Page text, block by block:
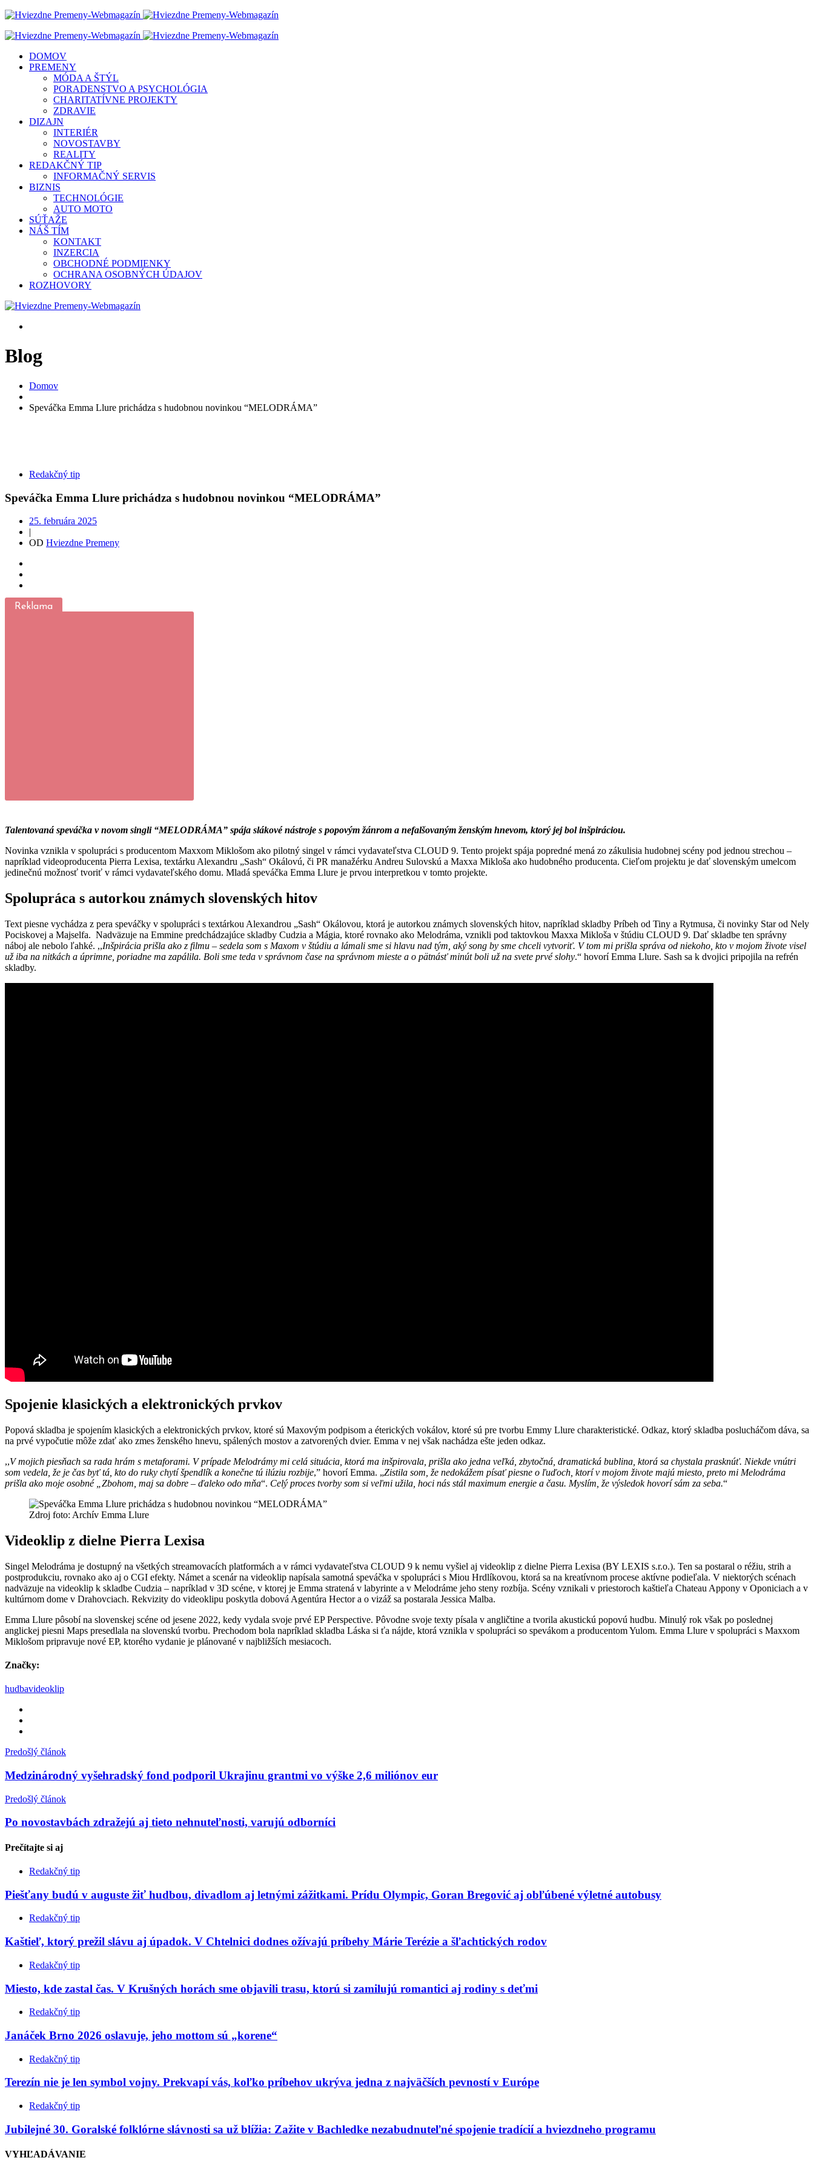
DOMOV
PREMENY
MÓDA A ŠTÝL
PORADENSTVO A PSYCHOLÓGIA
CHARITATÍVNE PROJEKTY
ZDRAVIE
DIZAJN
INTERIÉR
NOVOSTAVBY
REALITY
REDAKČNÝ TIP
INFORMAČNÝ SERVIS
BIZNIS
TECHNOLÓGIE
AUTO MOTO
SÚŤAŽE
NÁŠ TÍM
KONTAKT
INZERCIA
OBCHODNÉ PODMIENKY
OCHRANA OSOBNÝCH ÚDAJOV
ROZHOVORY
Blog
Domov
Speváčka Emma Llure prichádza s hudobnou novinkou “MELODRÁMA”
Redakčný tip
Speváčka Emma Llure prichádza s hudobnou novinkou “MELODRÁMA”
25. februára 2025
|
OD Hviezdne Premeny
Talentovaná speváčka v novom singli “MELODRÁMA” spája slákové nástroje s popovým žánrom a nefalšovaným ženským hnevom, ktorý jej bol inšpiráciou.
Novinka vznikla v spolupráci s producentom Maxxom Miklošom ako pilotný singel v rámci vydavateľstva CLOUD 9. Tento projekt spája popredné mená zo zákulisia hudobnej scény pod jednou strechou –
napríklad videoproducenta Pierra Lexisa, textárku Alexandru „Sash“ Okálovú, či PR manažérku Andreu Sulovskú a Maxxa Mikloša ako hudobného producenta. Cieľom projektu je dať slovenským umelcom
jedinečnú možnosť tvoriť v rámci vydavateľského domu. Mladá speváčka Emma Llure je prvou interpretkou v tomto projekte.
Spolupráca s autorkou známych slovenských hitov
Text piesne vychádza z pera speváčky v spolupráci s textárkou Alexandrou „Sash“ Okálovou, ktorá je autorkou známych slovenských hitov, napríklad skladby Príbeh od Tiny a Rytmusa, či novinky Star od Nely
Pociskovej a Majselfa. Nadväzuje na Emmine predchádzajúce skladby Cudzia a Mágia, ktoré rovnako ako Melodráma, vznikli pod taktovkou Maxxa Mikloša v štúdiu CLOUD 9. Dať skladbe ten správny
náboj ale nebolo ľahké. ,,Inšpirácia prišla ako z filmu – sedela som s Maxom v štúdiu a lámali sme si hlavu nad tým, aký song by sme chceli vytvoriť. V tom mi prišla správa od niekoho, kto v mojom živote visel
už iba na nitkách a úprimne, poriadne ma zapálila. Boli sme teda v správnom čase na správnom mieste a o pätnásť minút boli už na svete prvé slohy.“ hovorí Emma Llure. Sash sa k dvojici pripojila na refrén
skladby.
Spojenie klasických a elektronických prvkov
Popová skladba je spojením klasických a elektronických prvkov, ktoré sú Maxovým podpisom a éterických vokálov, ktoré sú pre tvorbu Emmy Llure charakteristické. Odkaz, ktorý skladba poslucháčom dáva, sa
na prvé vypočutie môže zdať ako zmes ženského hnevu, spálených mostov a zatvorených dvier. Emma v nej však nachádza ešte jeden odkaz.
,,V mojich piesňach sa rada hrám s metaforami. V prípade Melodrámy mi celá situácia, ktorá ma inšpirovala, prišla ako jedna veľká, zbytočná, dramatická bublina, ktorá sa chystala prasknúť. Niekde vnútri
som vedela, že je čas byť tá, kto do ruky chytí špendlík a konečne tú ilúziu rozbije,” hovorí Emma. „Zistila som, že nedokážem písať piesne o ľuďoch, ktorí v mojom živote majú miesto, preto mi Melodráma
prišla ako moje osobné „Zbohom, maj sa dobre – ďaleko odo mňa“. Celý proces tvorby som si veľmi užila, hoci nás stál maximum energie a času. Myslím, že výsledok hovorí sám za seba.“
Zdroj foto: Archív Emma Llure
Videoklip z dielne Pierra Lexisa
Singel Melodráma je dostupný na všetkých streamovacích platformách a v rámci vydavateľstva CLOUD 9 k nemu vyšiel aj videoklip z dielne Pierra Lexisa (BY LEXIS s.r.o.). Ten sa postaral o réžiu, strih a
postprodukciu, rovnako ako aj o CGI efekty. Námet a scenár na videoklip napísala samotná speváčka v spolupráci s Miou Hrdlíkovou, ktorá sa na kreatívnom procese aktívne podieľala. V niektorých scénach
nadväzuje na videoklip k skladbe Cudzia – napríklad v 3D scéne, v ktorej je Emma stratená v labyrinte a v Melodráme jeho steny rozbíja. Scény vznikali v priestoroch kaštieľa Chateau Appony v Oponiciach a v
kultúrnom dome v Drahovciach. Rekvizity do videoklipu poskytla dobová Agentúra Hector a o vizáž sa postarala Jessica Malba.
Emma Llure pôsobí na slovenskej scéne od jesene 2022, kedy vydala svoje prvé EP Perspective. Pôvodne svoje texty písala v angličtine a tvorila akustickú popovú hudbu. Minulý rok však po poslednej
anglickej piesni Maps presedlala na slovenskú tvorbu. Prechodom bola napríklad skladba Láska si ťa nájde, ktorá vznikla v spolupráci so spevákom a producentom Yulom. Emma Llure v spolupráci s Maxxom
Miklošom pripravuje nové EP, ktorého vydanie je plánované v najbližších mesiacoch.
Značky:
hudbavideoklip
Predošlý článok
Medzinárodný vyšehradský fond podporil Ukrajinu grantmi vo výške 2,6 miliónov eur
Predošlý článok
Po novostavbách zdražejú aj tieto nehnuteľnosti, varujú odborníci
Prečítajte si aj
Redakčný tip
Piešťany budú v auguste žiť hudbou, divadlom aj letnými zážitkami. Prídu Olympic, Goran Bregović aj obľúbené výletné autobusy
Redakčný tip
Kaštieľ, ktorý prežil slávu aj úpadok. V Chtelnici dodnes ožívajú príbehy Márie Terézie a šľachtických rodov
Redakčný tip
Miesto, kde zastal čas. V Krušných horách sme objavili trasu, ktorú si zamilujú romantici aj rodiny s deťmi
Redakčný tip
Janáček Brno 2026 oslavuje, jeho mottom sú „korene“
Redakčný tip
Terezín nie je len symbol vojny. Prekvapí vás, koľko príbehov ukrýva jedna z najväčších pevností v Európe
Redakčný tip
Jubilejné 30. Goralské folklórne slávnosti sa už blížia: Zažite v Bachledke nezabudnuteľné spojenie tradícií a hviezdneho programu
VYHĽADÁVANIE